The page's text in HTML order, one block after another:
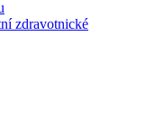
zdravotnické